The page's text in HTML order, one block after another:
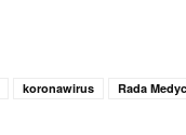
koronawirus Rada